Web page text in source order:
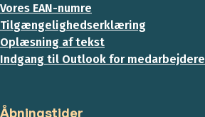
Vores EAN-numre
Tilgængelighedserklæring
Oplæsning af tekst
Indgang til Outlook for medarbejdere
Åbningstider